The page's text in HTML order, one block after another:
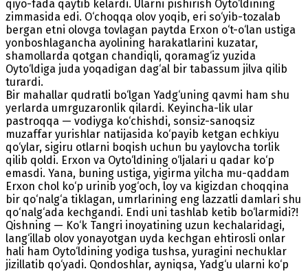
qiyo-fada qaytib kelardi. Ularni pishirish Oyto‘ldining
zimmasida edi. O‘choqqa olov yoqib, eri so‘yib-tozalab
bergan etni olovga tovlagan paytda Erxon o‘t-o‘lan ustiga
yonboshlagancha ayolining harakatlarini kuzatar,
shamollarda qotgan chandiqli, qoramag‘iz yuzida
Oyto‘ldiga juda yoqadigan dag‘al bir tabassum jilva qilib
turardi.
Bir mahallar qudratli bo‘lgan Yadg‘uning qavmi ham shu
yerlarda umrguzaronlik qilardi. Keyincha-lik ular
pastroqqa — vodiyga ko‘chishdi, sonsiz-sanoqsiz
muzaffar yurishlar natijasida ko‘payib ketgan echkiyu
qo‘ylar, sigiru otlarni boqish uchun bu yaylovcha torlik
qilib qoldi. Erxon va Oyto‘ldining o‘ljalari u qadar ko‘p
emasdi. Yana, buning ustiga, yigirma yilcha mu-qaddam
Erxon chol ko‘p urinib yog‘och, loy va kigizdan choqqina
bir qo‘nalg‘a tiklagan, umrlarining eng lazzatli damlari shu
qo‘nalg‘ada kechgandi. Endi uni tashlab ketib bo‘larmidi?!
Qishning — Ko‘k Tangri inoyatining uzun kechalaridagi,
lang‘illab olov yonayotgan uyda kechgan ehtirosli onlar
hali ham Oyto‘ldining yodiga tushsa, yuragini nechuklar
jizillatib qo‘yadi. Qondoshlar, ayniqsa, Yadg‘u ularni ko‘p